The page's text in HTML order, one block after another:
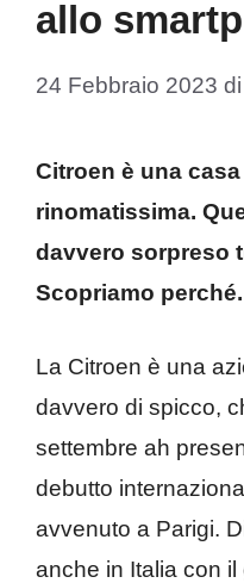
allo
24 Febbraio 2023 di
Citroen è una
rinomatissima.
davvero sorpreso
Scopriamo perché.
La Citroen è una
davvero di spicco,
settembre ah
debutto
avvenuto a Parigi.
anche in Italia con